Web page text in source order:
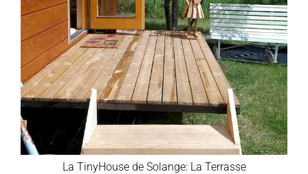
La TinyHouse de Solange: La Terrasse